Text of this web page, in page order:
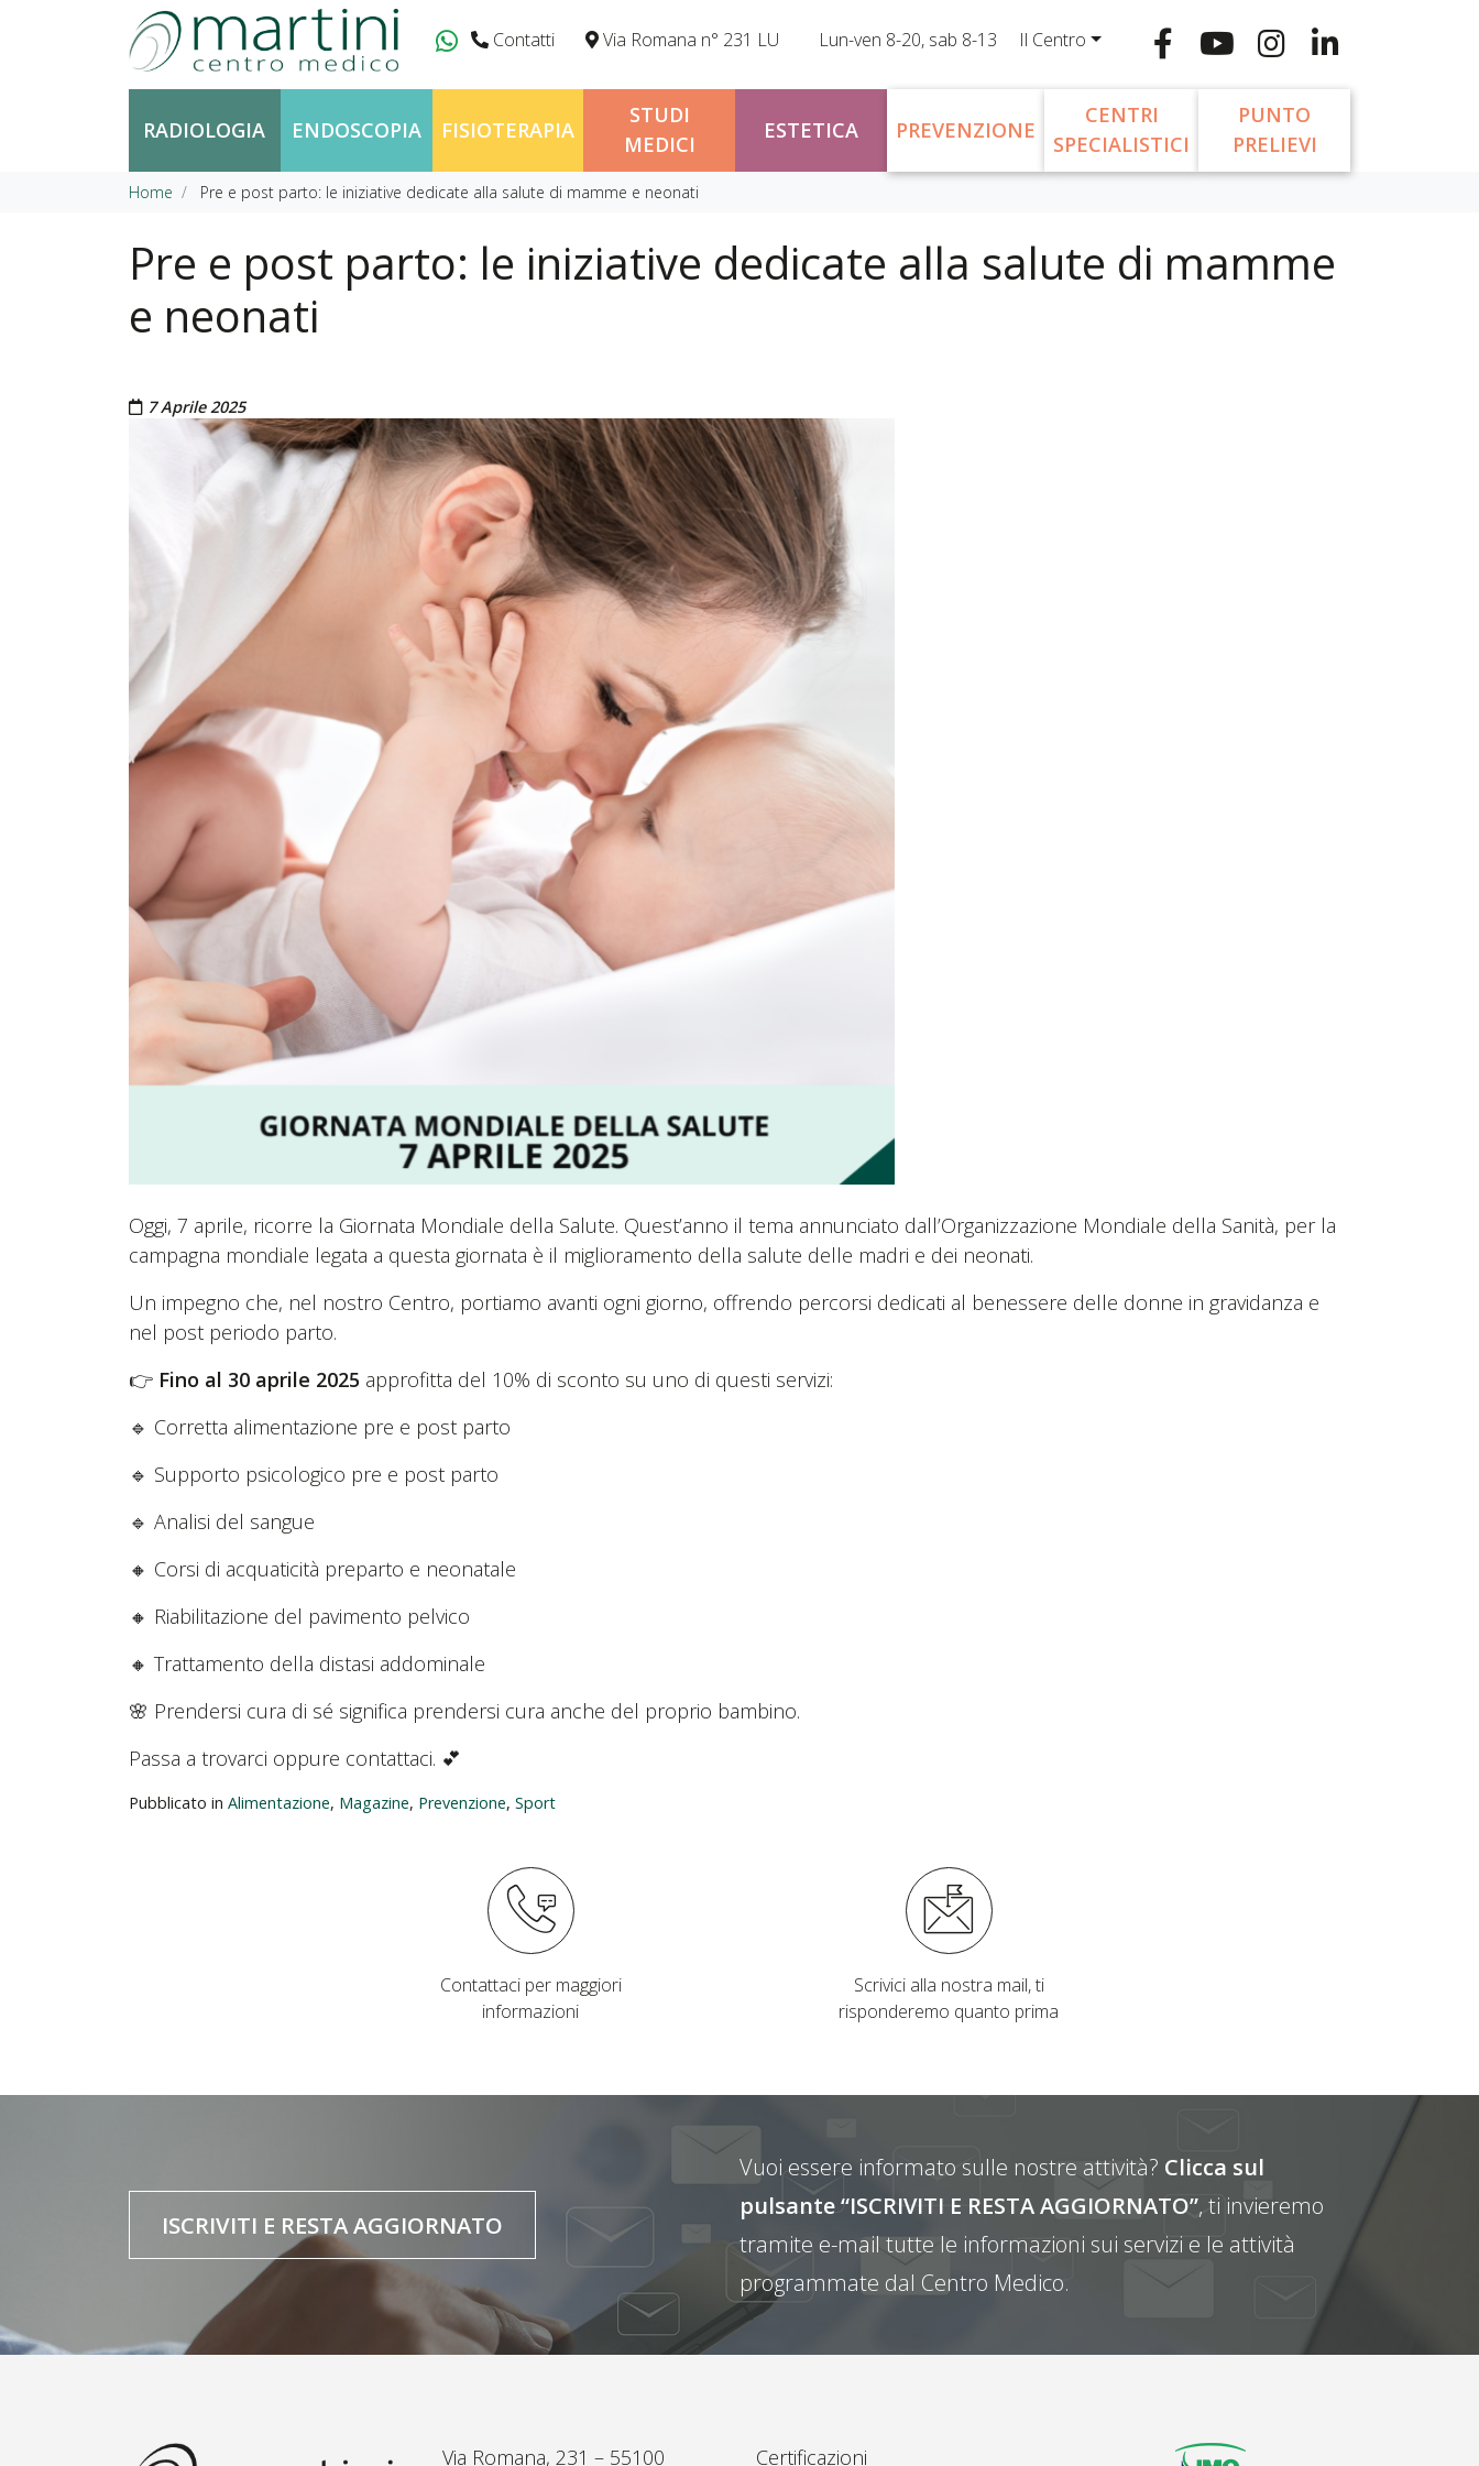
Vai al contenuto
Contatti Via Romana n° 231 LU Lun-ven 8-20, sab 8-13 Il Centro
RADIOLOGIA ENDOSCOPIA FISIOTERAPIA
STUDI
MEDICI
ESTETICA PREVENZIONE
CENTRI
SPECIALISTICI
PUNTO
PRELIEVI
Home Pre e post parto: le iniziative dedicate alla salute di mamme e neonati
Pre e post parto: le iniziative dedicate alla salute di mamme
e neonati
Pubblicato il
7 Aprile 2025
Oggi, 7 aprile, ricorre la Giornata Mondiale della Salute. Quest’anno il tema annunciato dall’Organizzazione Mondiale della Sanità, per la
campagna mondiale legata a questa giornata è il miglioramento della salute delle madri e dei neonati.
Un impegno che, nel nostro Centro, portiamo avanti ogni giorno, offrendo percorsi dedicati al benessere delle donne in gravidanza e
nel post periodo parto.
👉 Fino al 30 aprile 2025 approfitta del 10% di sconto su uno di questi servizi:
🔹 Corretta alimentazione pre e post parto
🔹 Supporto psicologico pre e post parto
🔹 Analisi del sangue
🔸 Corsi di acquaticità preparto e neonatale
🔸 Riabilitazione del pavimento pelvico
🔸 Trattamento della distasi addominale
🌸 Prendersi cura di sé significa prendersi cura anche del proprio bambino.
Passa a trovarci oppure contattaci. 💕
Pubblicato in Alimentazione, Magazine, Prevenzione, Sport
Contattaci per maggiori
informazioni
Scrivici alla nostra mail, ti
risponderemo quanto prima
ISCRIVITI E RESTA AGGIORNATO
Vuoi essere informato sulle nostre attività? Clicca sul
pulsante “ISCRIVITI E RESTA AGGIORNATO”, ti invieremo
tramite e-mail tutte le informazioni sui servizi e le attività
programmate dal Centro Medico.
Via Romana, 231 – 55100 Certificazioni